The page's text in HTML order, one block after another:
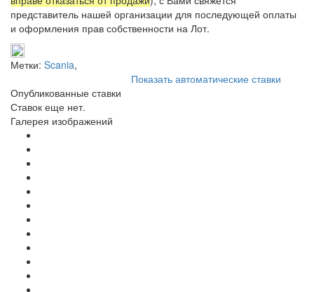
представитель нашей организации для последующей оплаты
и оформления прав собственности на Лот.
Метки: Scania,
Показать автоматические ставки
Опубликованные ставки
Ставок еще нет.
Галерея изображений